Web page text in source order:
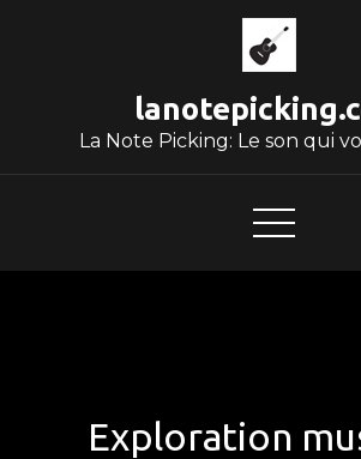
La Note Picking: Le son qui
Exploration